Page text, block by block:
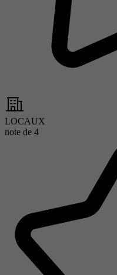
LOCAUX
note de 4